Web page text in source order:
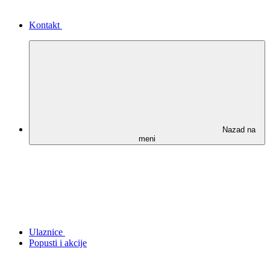
Kontakt
Nazad na
meni
Ulaznice
Popusti i akcije